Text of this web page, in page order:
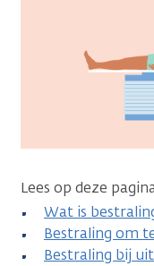
Lees op deze
Wat is
Bestraling om
Bestraling bij